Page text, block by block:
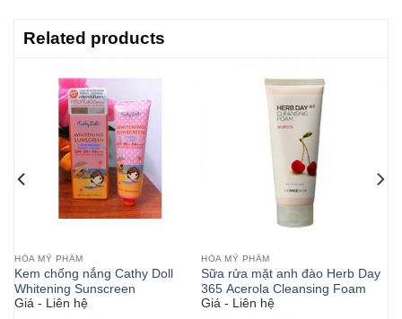
Related products
HÓA MỸ PHẨM
Kem chống nắng Cathy Doll
Whitening Sunscreen
Giá - Liên hệ
HÓA MỸ PHẨM
Sữa rửa mặt anh đào Herb Day
365 Acerola Cleansing Foam
Giá - Liên hệ